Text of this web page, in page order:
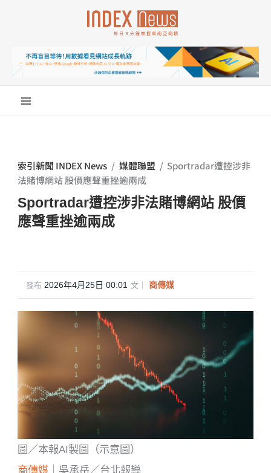
索引新聞 INDEX News / 媒體聯盟 / Sportradar遭控涉非
法賭博網站 股價應聲重挫逾兩成
Sportradar遭控涉非法賭博網站 股價
應聲重挫逾兩成
發布 2026年4月25日 00:01 ·文｜ 商傳媒
圖／本報AI製圖（示意圖）
商傳媒 ｜吳承岳／台北報導